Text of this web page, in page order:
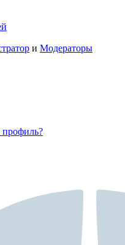
и Модераторы